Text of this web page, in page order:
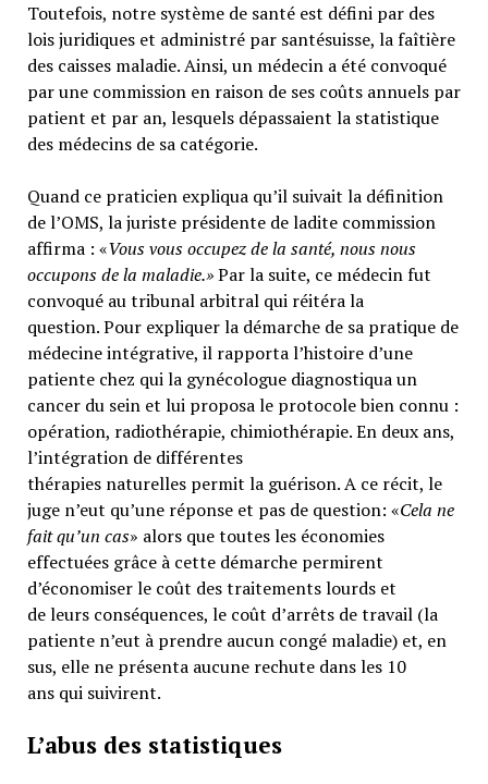
Toutefois, notre système de santé est défini par des
lois juridiques et administré par santésuisse, la faîtière
des caisses maladie. Ainsi, un médecin a été convoqué
par une commission en raison de ses coûts annuels par
patient et par an, lesquels dépassaient la statistique
des médecins de sa catégorie.
Quand ce praticien expliqua qu’il suivait la définition
de l’OMS, la juriste présidente de ladite commission
affirma : «Vous vous occupez de la santé, nous nous
occupons de la maladie.»Par la suite, ce médecin fut
convoqué au tribunal arbitral qui réitéra la
question. Pour expliquer la démarche de sa pratique de
médecine intégrative, il rapporta l’histoire d’une
patiente chez qui la gynécologue diagnostiqua un
cancer du sein et lui proposa le protocole bien connu :
opération, radiothérapie, chimiothérapie. En deux ans,
l’intégration de différentes
thérapies naturelles permit la guérison. A ce récit, le
juge n’eut qu’une réponse et pas de question: «Cela ne
fait qu’un cas» alors que toutes les économies
effectuées grâce à cette démarche permirent
d’économiser le coût des traitements lourds et
de leurs conséquences, le coût d’arrêts de travail (la
patiente n’eut à prendre aucun congé maladie) et, en
sus, elle ne présenta aucune rechute dans les 10
ans qui suivirent.
L’abus des statistiques